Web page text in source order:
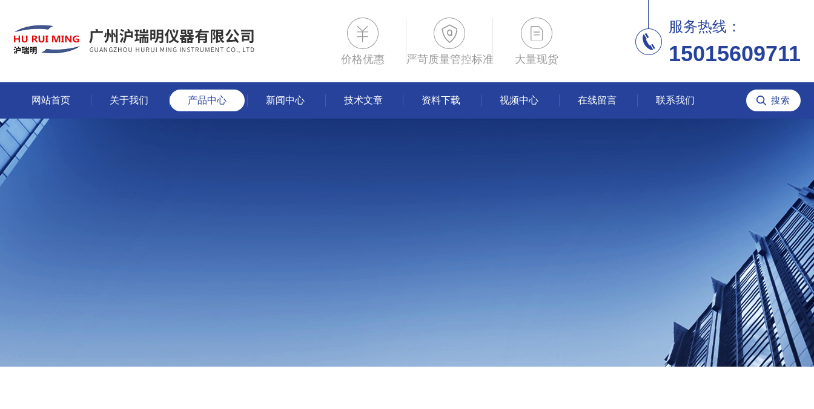
价格优惠 严苛质量管控标准 大量现货
服务热线：
15015609711
网站首页 关于我们 产品中心 新闻中心 技术文章 资料下载 视频中心 在线留言 联系我们